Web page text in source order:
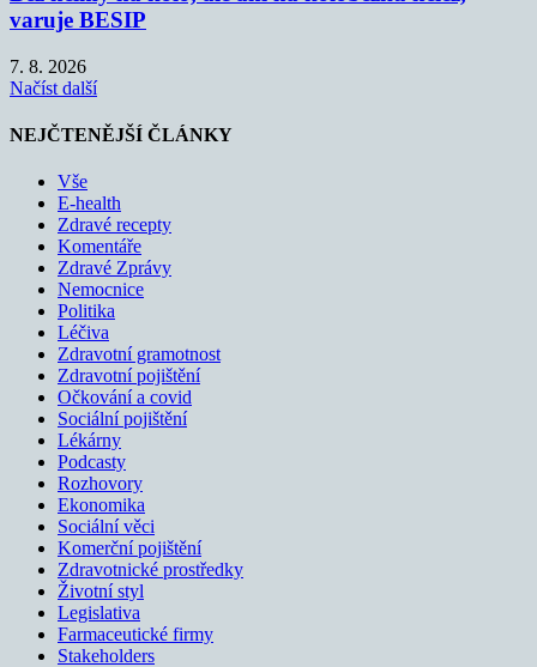
varuje BESIP
7. 8. 2026
Načíst další
NEJČTENĚJŠÍ ČLÁNKY
Vše
E-health
Zdravé recepty
Komentáře
Zdravé Zprávy
Nemocnice
Politika
Léčiva
Zdravotní gramotnost
Zdravotní pojištění
Očkování a covid
Sociální pojištění
Lékárny
Podcasty
Rozhovory
Ekonomika
Sociální věci
Komerční pojištění
Zdravotnické prostředky
Životní styl
Legislativa
Farmaceutické firmy
Stakeholders